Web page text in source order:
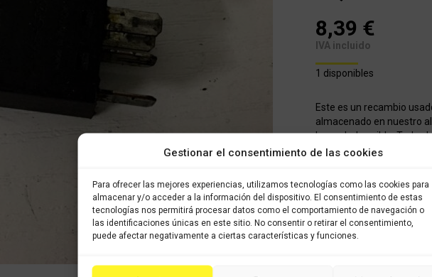
Gestionar el consentimiento de las cookies
Para ofrecer las mejores experiencias, utilizamos tecnologías como las cookies para
almacenar y/o acceder a la información del dispositivo. El consentimiento de estas
tecnologías nos permitirá procesar datos como el comportamiento de navegación o
las identificaciones únicas en este sitio. No consentir o retirar el consentimiento,
puede afectar negativamente a ciertas características y funciones.
8,39 €
IVA incluido
1 disponibles
Este es un recambio
almacenado en nuestro
brevedad posible. Todos
sido verificados y
COMPRAR